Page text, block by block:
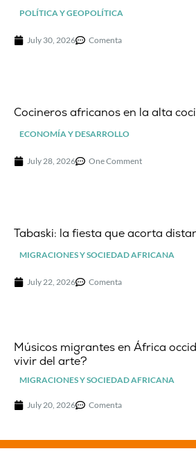
POLÍTICA Y GEOPOLÍTICA
July 30, 2026 Comenta
Cocineros africanos en la alta
ECONOMÍA Y DESARROLLO
July 28, 2026 One Comment
Tabaski: la fiesta que acorta
MIGRACIONES Y SOCIEDAD AFRICANA
July 22, 2026 Comenta
Músicos migrantes en África
vivir del arte?
MIGRACIONES Y SOCIEDAD AFRICANA
July 20, 2026 Comenta